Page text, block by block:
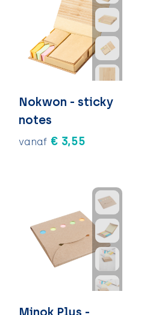
Nokwon - sticky
notes
vanaf € 3,55
Minok Plus -